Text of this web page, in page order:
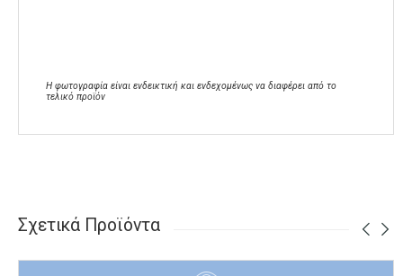
Η φωτογραφία είναι ενδεικτική και ενδεχομένως να διαφέρει από το
τελικό προϊόν
Σχετικά Προϊόντα